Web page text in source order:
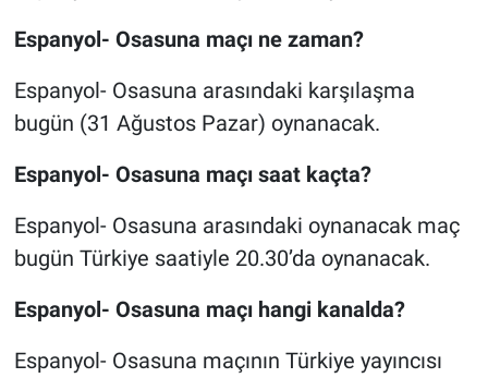
Espanyol- Osasuna maçı ne zaman?
Espanyol- Osasuna arasındaki karşılaşma
bugün (31 Ağustos Pazar) oynanacak.
Espanyol- Osasuna maçı saat kaçta?
Espanyol- Osasuna arasındaki oynanacak maç
bugün Türkiye saatiyle 20.30’da oynanacak.
Espanyol- Osasuna maçı hangi kanalda?
Espanyol- Osasuna maçının Türkiye yayıncısı